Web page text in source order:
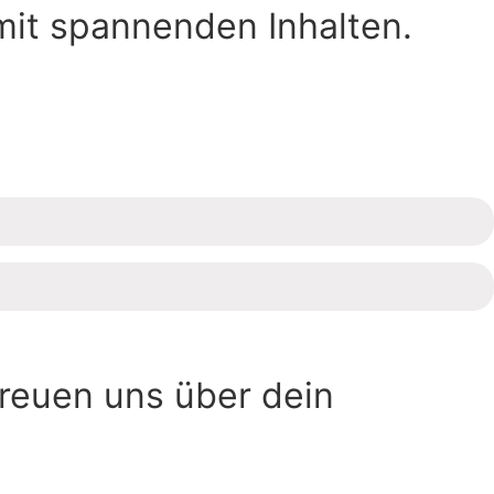
spannenden Inhalten.
uns über dein